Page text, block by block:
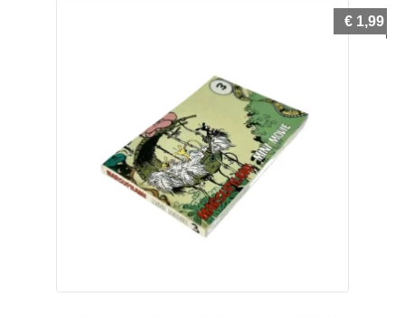
€ 1,99